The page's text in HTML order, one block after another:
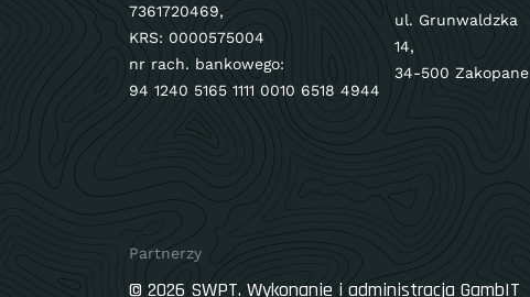
7361720469,
KRS: 0000575004
nr rach. bankowego:
94 1240 5165 1111 0010 6518 4944
ul. Grunwaldzka
14,
34-500 Zakopane
Partnerzy
© 2026 SWPT. Wykonanie i administracja GambIT